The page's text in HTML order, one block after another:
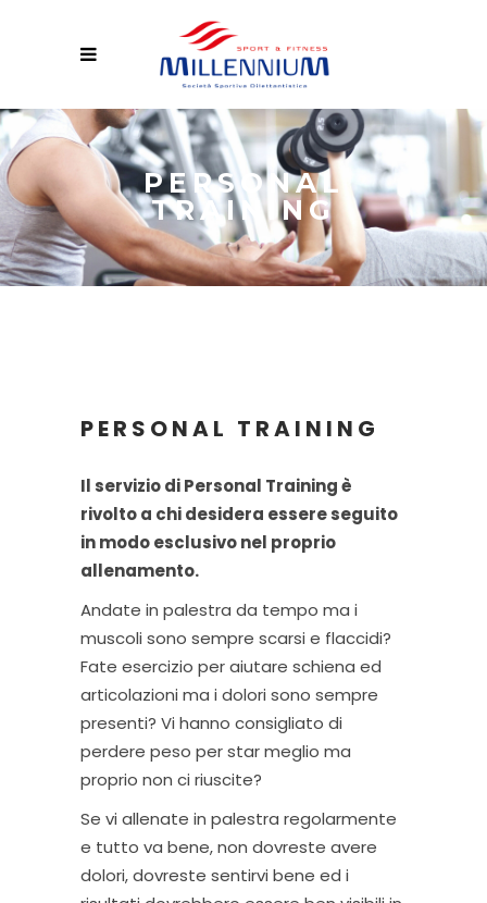
PERSONAL
TRAINING
PERSONAL TRAINING
Il servizio di Personal Training è
rivolto a chi desidera essere seguito
in modo esclusivo nel proprio
allenamento.
Andate in palestra da tempo ma i
muscoli sono sempre scarsi e flaccidi?
Fate esercizio per aiutare schiena ed
articolazioni ma i dolori sono sempre
presenti? Vi hanno consigliato di
perdere peso per star meglio ma
proprio non ci riuscite?
Se vi allenate in palestra regolarmente
e tutto va bene, non dovreste avere
dolori, dovreste sentirvi bene ed i